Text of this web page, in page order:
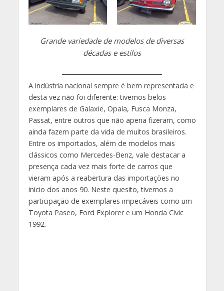
Grande variedade de modelos de diversas
décadas e estilos
A indústria nacional sempre é bem representada e
desta vez não foi diferente: tivemos belos
exemplares de Galaxie, Opala, Fusca Monza,
Passat, entre outros que não apena fizeram, como
ainda fazem parte da vida de muitos brasileiros.
Entre os importados, além de modelos mais
clássicos como Mercedes-Benz, vale destacar a
presença cada vez mais forte de carros que
vieram após a reabertura das importações no
início dos anos 90. Neste quesito, tivemos a
participação de exemplares impecáveis como um
Toyota Paseo, Ford Explorer e um Honda Civic
1992.